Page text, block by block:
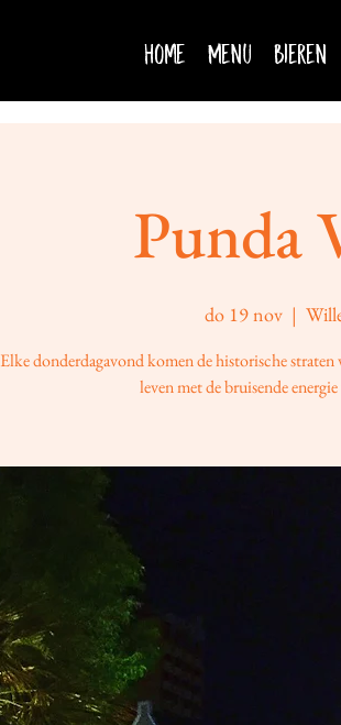
Home Menu Bieren
Punda
do 19 nov
  |
Elke donderdagavond komen de historische
leven met de bruisende